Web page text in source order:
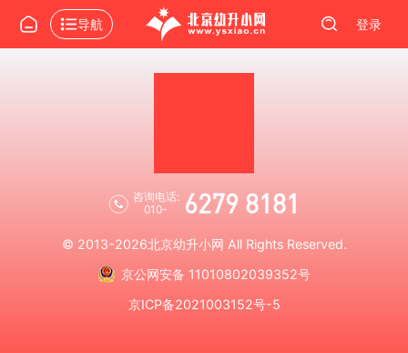
导航 登录
咨询电话:
010-
6279 8181
© 2013-2026北京幼升小网 All Rights Reserved.
京公网安备 11010802039352号
京ICP备2021003152号-5